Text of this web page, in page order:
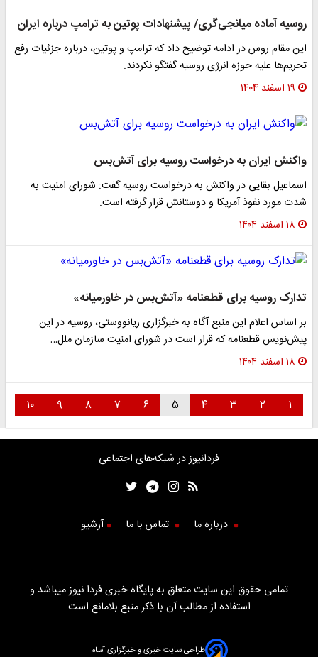
روسیه آماده میانجی‌گری/ پیشنهادات پوتین به ترامپ درباره ایران
این مقام روس در ادامه توضیح داد که ترامپ و پوتین، درباره جزئیات رفع
تحریم‌ها علیه حوزه انرژی روسیه گفتگو نکردند.
۱۹ اسفند ۱۴۰۴
واکنش ایران به درخواست روسیه برای آتش‌بس
اسماعیل بقایی در واکنش به درخواست روسیه گفت: شورای امنیت به
شدت مورد نفوذ آمریکا و دوستانش قرار گرفته است.
۱۸ اسفند ۱۴۰۴
تدارک روسیه برای قطعنامه «آتش‌بس در خاورمیانه»
بر اساس اعلام این منبع آگاه به خبرگزاری ریانووستی، روسیه در این
پیش‌نویس قطعنامه که قرار است در شورای امنیت سازمان ملل…
۱۸ اسفند ۱۴۰۴
۱ ۲ ۳ ۴ ۵ ۶ ۷ ۸ ۹ ۱۰
فردانیوز در شبکه‌های اجتماعی
درباره ما تماس با ما آرشیو
تمامی حقوق این سایت متعلق به پایگاه خبری فردا نیوز میباشد و
استفاده از مطالب آن با ذکر منبع بلامانع است
طراحی سایت خبری و خبرگزاری آسام